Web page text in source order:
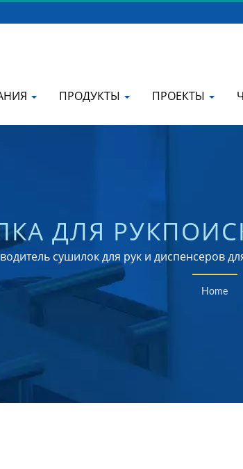
ПРОДУКТЫ ПРОЕКТЫ
ДЛЯ
МЫЛА |
сушилок для рук и диспенсеров
Home